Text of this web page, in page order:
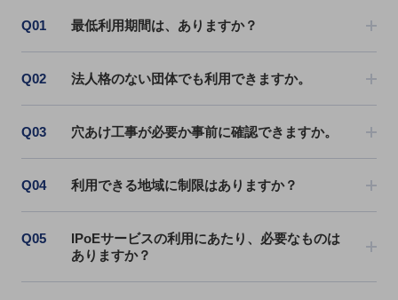
通信モジュール製品
料金TOP
ドコモBiz データ無制限 ドコモ MAX ドコモ mini ドコモBiz かけ放題
ケータイプラン
5Gデータプラス
Q01 最低利用期間は、ありますか？
Q02 法人格のない団体でも利用できますか。
Q03 穴あけ工事が必要か事前に確認できますか。
Q04 利用できる地域に制限はありますか？
Q05
IPoEサービスの利用にあたり、必要なものは
ありますか？